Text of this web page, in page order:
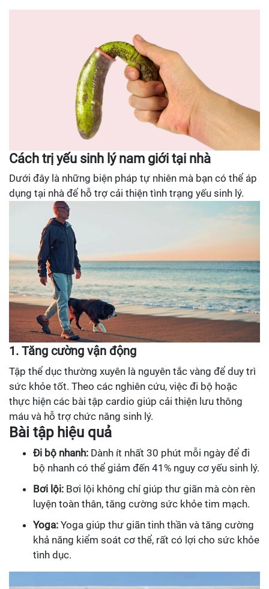
Cách trị yếu sinh lý nam giới tại nhà
Dưới đây là những biện pháp tự nhiên mà bạn có thể áp
dụng tại nhà để hỗ trợ cải thiện tình trạng yếu sinh lý.
1. Tăng cường vận động
Tập thể dục thường xuyên là nguyên tắc vàng để duy trì
sức khỏe tốt. Theo các nghiên cứu, việc đi bộ hoặc
thực hiện các bài tập cardio giúp cải thiện lưu thông
máu và hỗ trợ chức năng sinh lý.
Bài tập hiệu quả
Đi bộ nhanh: Dành ít nhất 30 phút mỗi ngày để đi
bộ nhanh có thể giảm đến 41% nguy cơ yếu sinh lý.
Bơi lội: Bơi lội không chỉ giúp thư giãn mà còn rèn
luyện toàn thân, tăng cường sức khỏe tim mạch.
Yoga: Yoga giúp thư giãn tinh thần và tăng cường
khả năng kiểm soát cơ thể, rất có lợi cho sức khỏe
tình dục.